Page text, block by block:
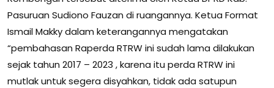
Pasuruan Sudiono Fauzan di ruangannya. Ketua Format
Ismail Makky dalam keterangannya mengatakan
“pembahasan Raperda RTRW ini sudah lama dilakukan
sejak tahun 2017 – 2023 , karena itu perda RTRW ini
mutlak untuk segera disyahkan, tidak ada satupun